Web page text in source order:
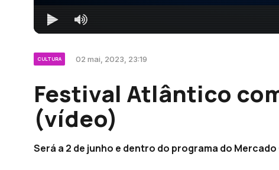
CULTURA 02 mai, 2023, 23:19
Festival Atlântico
(vídeo)
Será a 2 de junho e dentro do programa do